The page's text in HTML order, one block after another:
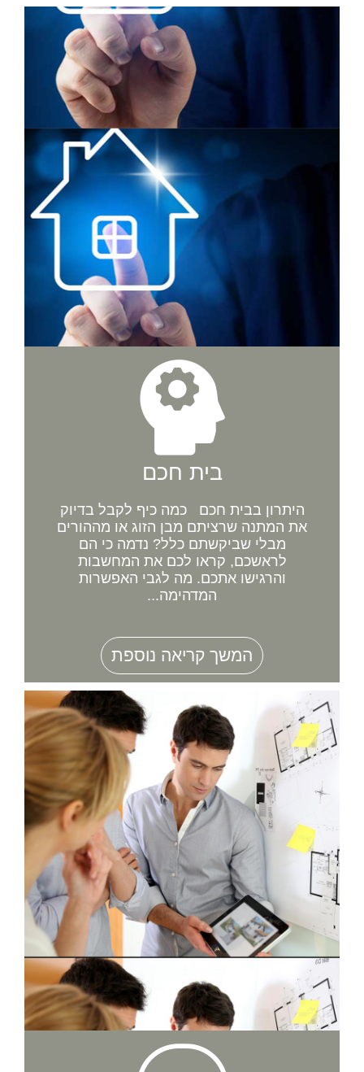
בית חכם
היתרון בבית חכם כמה כיף לקבל בדיוק
את המתנה שרציתם מבן הזוג או מההורים
מבלי שביקשתם כלל? נדמה כי הם
לראשכם, קראו לכם את המחשבות
והרגישו אתכם. מה לגבי האפשרות
המדהימה...
המשך קריאה נוספת